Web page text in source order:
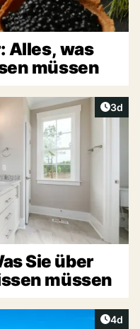
Alles, was
müssen
3d
Sie über
müssen
4d